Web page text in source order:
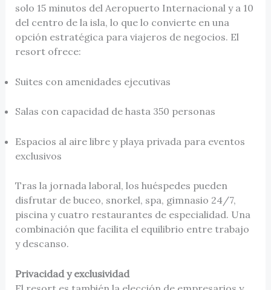
solo 15 minutos del Aeropuerto Internacional y a 10
del centro de la isla, lo que lo convierte en una
opción estratégica para viajeros de negocios. El
resort ofrece:
Suites con amenidades ejecutivas
Salas con capacidad de hasta 350 personas
Espacios al aire libre y playa privada para eventos
exclusivos
Tras la jornada laboral, los huéspedes pueden
disfrutar de buceo, snorkel, spa, gimnasio 24/7,
piscina y cuatro restaurantes de especialidad. Una
combinación que facilita el equilibrio entre trabajo
y descanso.
Privacidad y exclusividad